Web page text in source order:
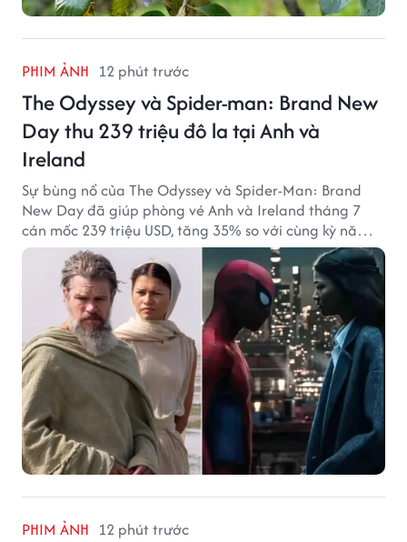
PHIM ẢNH 12 phút trước
The Odyssey và Spider-man: Brand New
Day thu 239 triệu đô la tại Anh và
Ireland
Sự bùng nổ của The Odyssey và Spider-Man: Brand
New Day đã giúp phòng vé Anh và Ireland tháng 7
cán mốc 239 triệu USD, tăng 35% so với cùng kỳ năm
ngoái.
PHIM ẢNH 12 phút trước